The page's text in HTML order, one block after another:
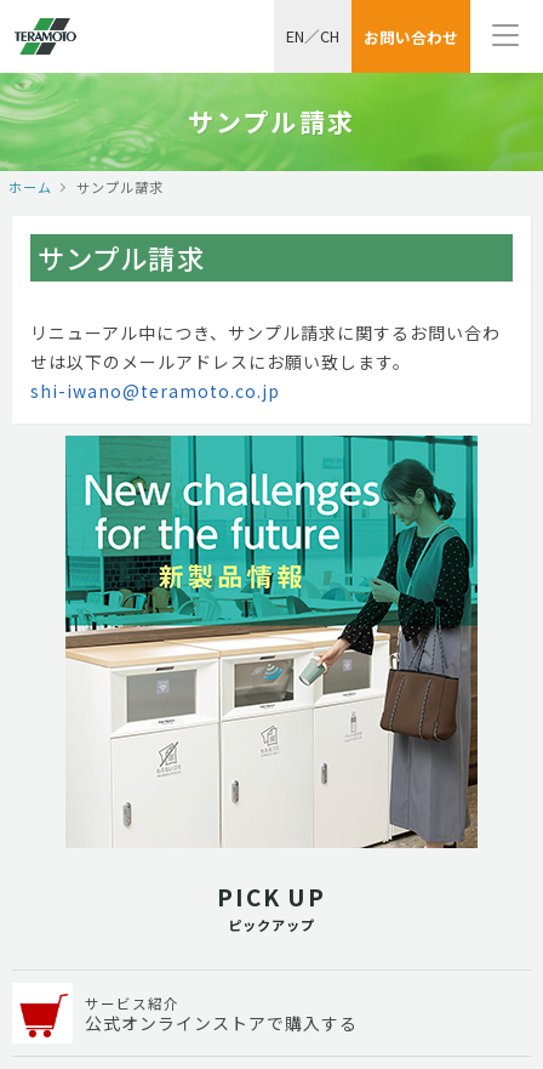
お問い合わせ
EN／CH
サンプル請求
ホーム サンプル請求
サンプル請求
リニューアル中につき、サンプル請求に関するお問い合わ
せは以下のメールアドレスにお願い致します。
shi-iwano@teramoto.co.jp
PICK UP
ピックアップ
サービス紹介
公式オンラインストアで購入する